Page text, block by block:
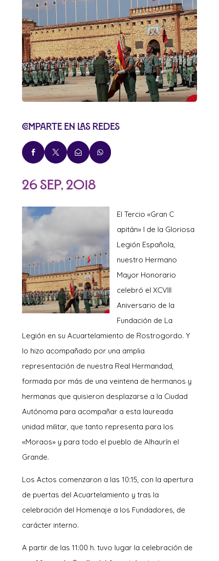
Comparte en las redes
   
26 Sep, 2018
El Tercio «Gran C
apitán» I de la Gloriosa
Legión Española,
nuestro Hermano
Mayor Honorario
celebró el XCVIII
Aniversario de la
Fundación de La
Legión en su Acuartelamiento de Rostrogordo. Y
lo hizo acompañado por una amplia
representación de nuestra Real Hermandad,
formada por más de una veintena de hermanos y
hermanas que quisieron desplazarse a la Ciudad
Autónoma para acompañar a esta laureada
unidad militar, que tanto representa para los
«Moraos» y para todo el pueblo de Alhaurín el
Grande.
Los Actos comenzaron a las 10:15, con la apertura
de puertas del Acuartelamiento y tras la
celebración del Homenaje a los Fundadores, de
carácter interno.
A partir de las 11:00 h. tuvo lugar la celebración de